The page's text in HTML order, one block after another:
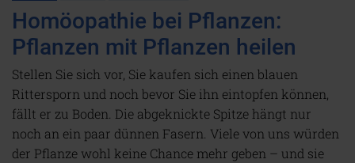
Homöopathie bei Pflanzen:
Pflanzen mit Pflanzen heilen
Stellen Sie sich vor, Sie kaufen sich einen blauen
Rittersporn und noch bevor Sie ihn eintopfen können,
fällt er zu Boden. Die abgeknickte Spitze hängt nur
noch an ein paar dünnen Fasern. Viele von uns würden
der Pflanze wohl keine Chance mehr geben – und sie